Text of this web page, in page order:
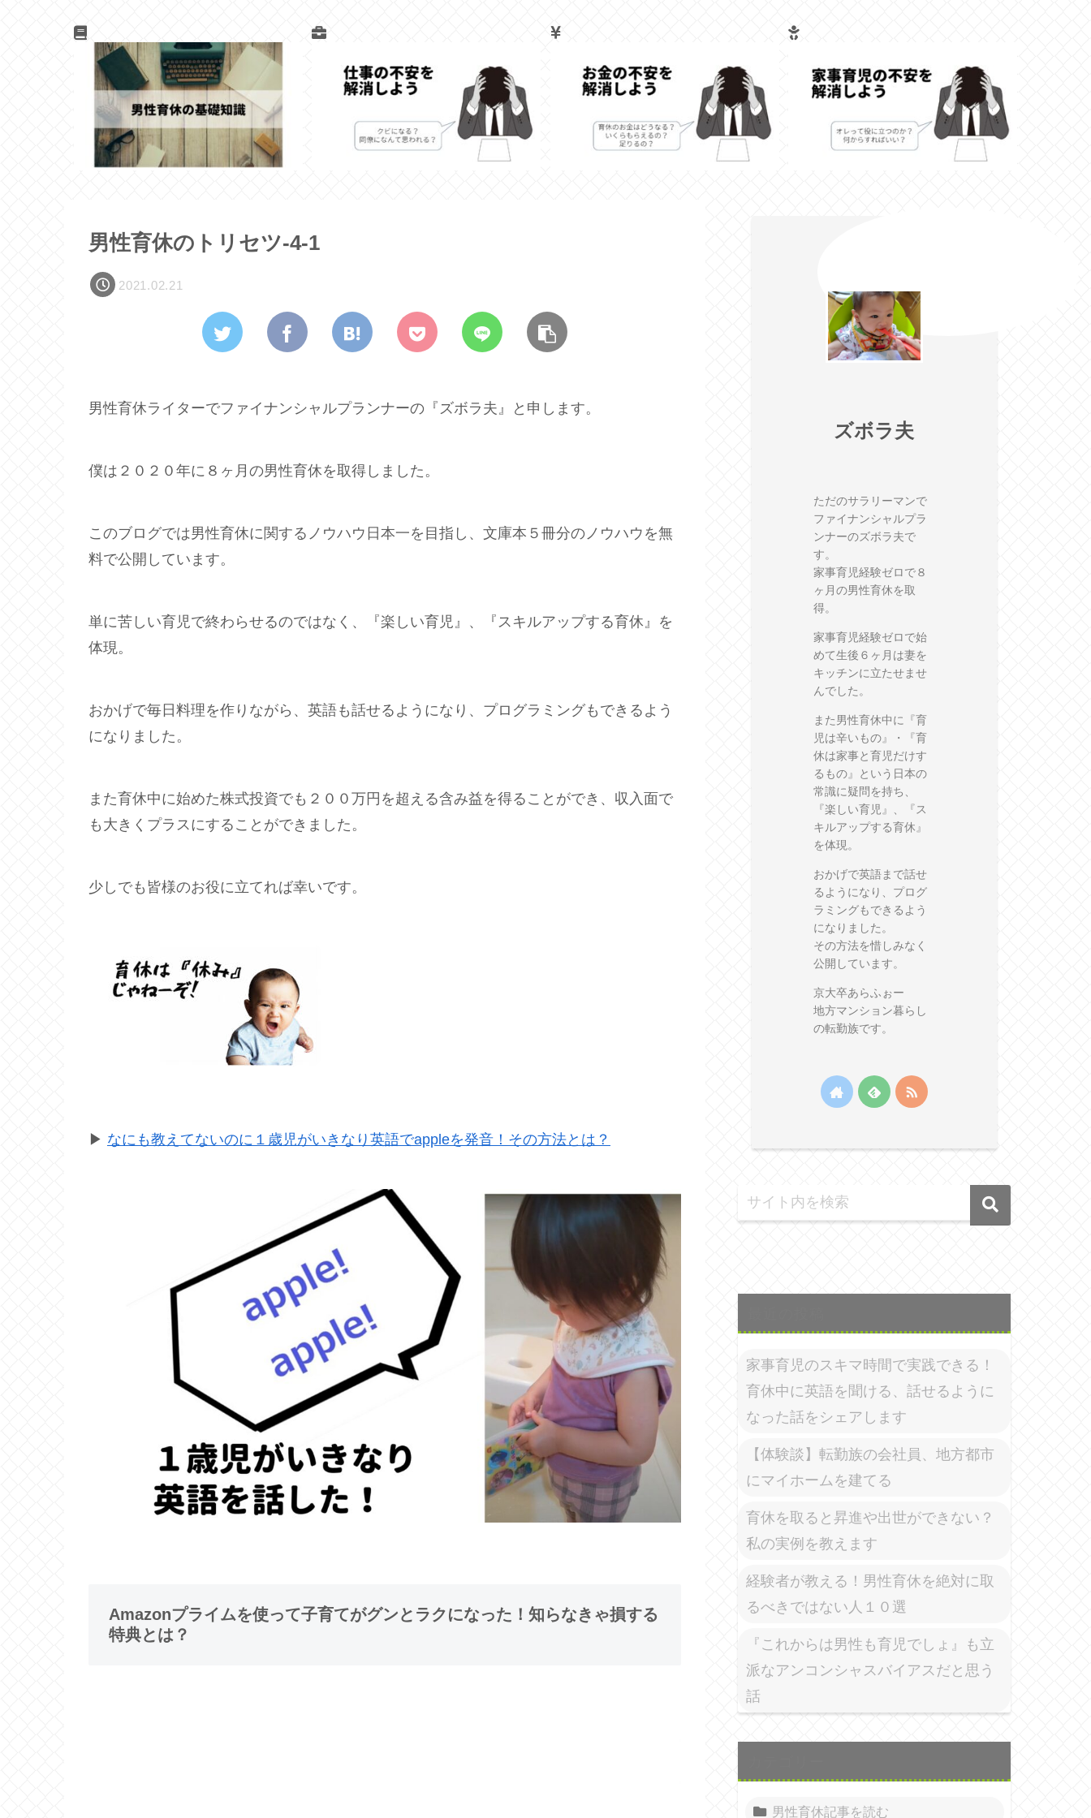
男性育休のトリセツ-4-1
2021.02.21
男性育休ライターでファイナンシャルプランナーの『ズボラ夫』と申します。
僕は２０２０年に８ヶ月の男性育休を取得しました。
このブログでは男性育休に関するノウハウ日本一を目指し、文庫本５冊分のノウハウを無
料で公開しています。
単に苦しい育児で終わらせるのではなく、『楽しい育児』、『スキルアップする育休』を
体現。
おかげで毎日料理を作りながら、英語も話せるようになり、プログラミングもできるよう
になりました。
また育休中に始めた株式投資でも２００万円を超える含み益を得ることができ、収入面で
も大きくプラスにすることができました。
少しでも皆様のお役に立てれば幸いです。
▶ なにも教えてないのに１歳児がいきなり英語でappleを発音！その方法とは？
Amazonプライムを使って子育てがグンとラクになった！知らなきゃ損する
特典とは？
ズボラ夫
ただのサラリーマンで
ファイナンシャルプラ
ンナーのズボラ夫で
す。
家事育児経験ゼロで８
ヶ月の男性育休を取
得。
家事育児経験ゼロで始
めて生後６ヶ月は妻を
キッチンに立たせませ
んでした。
また男性育休中に『育
児は辛いもの』・『育
休は家事と育児だけす
るもの』という日本の
常識に疑問を持ち、
『楽しい育児』、『ス
キルアップする育休』
を体現。
おかげで英語まで話せ
るようになり、プログ
ラミングもできるよう
になりました。
その方法を惜しみなく
公開しています。
京大卒あらふぉー
地方マンション暮らし
の転勤族です。
家事育児のスキマ時間で実践できる！
育休中に英語を聞ける、話せるように
なった話をシェアします
【体験談】転勤族の会社員、地方都市
にマイホームを建てる
育休を取ると昇進や出世ができない？
私の実例を教えます
経験者が教える！男性育休を絶対に取
るべきではない人１０選
『これからは男性も育児でしょ』も立
派なアンコンシャスバイアスだと思う
話
男性育休記事を読む